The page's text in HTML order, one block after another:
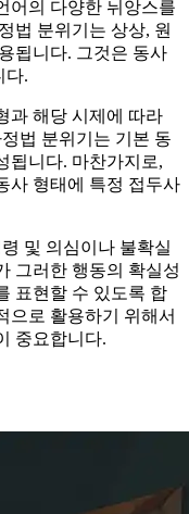
어의 다양한 뉘앙스를
법 분위기는 상상, 원
됩니다. 그것은 동사
다.
과 해당 시제에 따라
법 분위기는 기본 동
됩니다. 마찬가지로,
사 형태에 특정 접두사
및 의심이나 불확실
그러한 행동의 확실성
표현할 수 있도록 합
으로 활용하기 위해서
중요합니다.